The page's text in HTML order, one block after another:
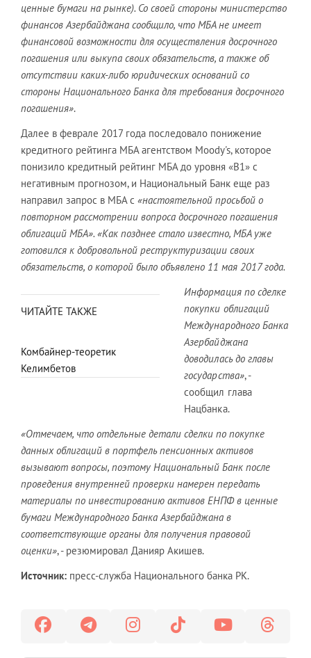
ценные бумаги на рынке). Со своей стороны министерство
финансов Азербайджана сообщило, что МБА не имеет
финансовой возможности для осуществления досрочного
погашения или выкупа своих обязательств, а также об
отсутствии каких-либо юридических оснований со
стороны Национального Банка для требования досрочного
погашения».
Далее в феврале 2017 года последовало понижение
кредитного рейтинга МБА агентством Moody's, которое
понизило кредитный рейтинг МБА до уровня «В1» с
негативным прогнозом, и Национальный Банк еще раз
направил запрос в МБА с «настоятельной просьбой о
повторном рассмотрении вопроса досрочного погашения
облигаций МБА». «Как позднее стало известно, МБА уже
готовился к добровольной реструктуризации своих
обязательств, о которой было объявлено 11 мая 2017 года.
ЧИТАЙТЕ ТАКЖЕ
Комбайнер-теоретик
Келимбетов
Информация по сделке
покупки облигаций
Международного Банка
Азербайджана
доводилась до главы
государства», -
сообщил глава
Нацбанка.
«Отмечаем, что отдельные детали сделки по покупке
данных облигаций в портфель пенсионных активов
вызывают вопросы, поэтому Национальный Банк после
проведения внутренней проверки намерен передать
материалы по инвестированию активов ЕНПФ в ценные
бумаги Международного Банка Азербайджана в
соответствующие органы для получения правовой
оценки», - резюмировал Данияр Акишев.
Источник: пресс-служба Национального банка РК.